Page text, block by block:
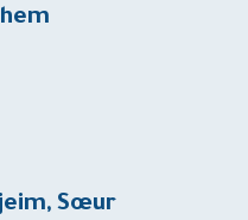
Sœur